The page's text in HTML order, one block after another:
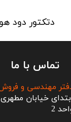
زنگ اعلام حریق هوچیکی Hochiki مدل MBF-6EV
تماس با ما
مهندسی و
2